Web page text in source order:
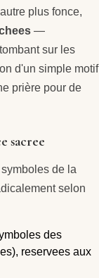
plus fonce,
—
sur les
d'un simple motif
prière pour de
sacree
de la
selon
des
reservees aux